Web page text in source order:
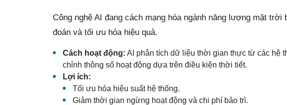
Công nghệ AI đang cách mạng hóa ngành năng lượng mặt
đoán và tối ưu hóa hiệu quả.
Cách hoạt động: AI phân tích dữ liệu thời gian thực từ các hệ
chỉnh thông số hoạt động dựa trên điều kiện thời tiết.
Lợi ích:
Tối ưu hóa hiệu suất hệ thống.
Giảm thời gian ngừng hoạt động và chi phí bảo trì.